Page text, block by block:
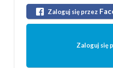
Zaloguj się przez
Zaloguj się